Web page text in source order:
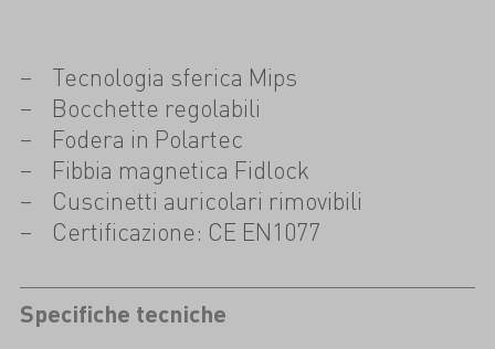
Tecnologia sferica Mips
Bocchette regolabili
Fodera in Polartec
Fibbia magnetica Fidlock
Cuscinetti auricolari rimovibili
Certificazione: CE EN1077
Specifiche tecniche